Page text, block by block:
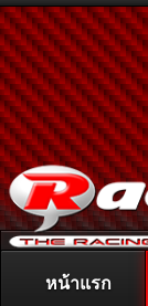
ติดต่อลงโฆษณา
หน้าแรก